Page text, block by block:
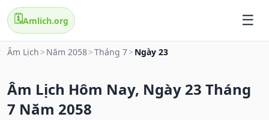
🗓️Amlich.org
Âm Lịch > Năm 2058>Tháng 7> Ngày 23
Âm Lịch Hôm Nay, Ngày 23 Tháng
7 Năm 2058